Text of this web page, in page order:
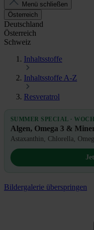
Menü schließen
Österreich
Deutschland
Österreich
Schweiz
Inhaltsstoffe
Inhaltsstoffe A-Z
Resveratrol
SUMMER SPECIAL ·
Algen, Omega 3 &
Astaxanthin, Chlorella,
Bildergalerie überspringen